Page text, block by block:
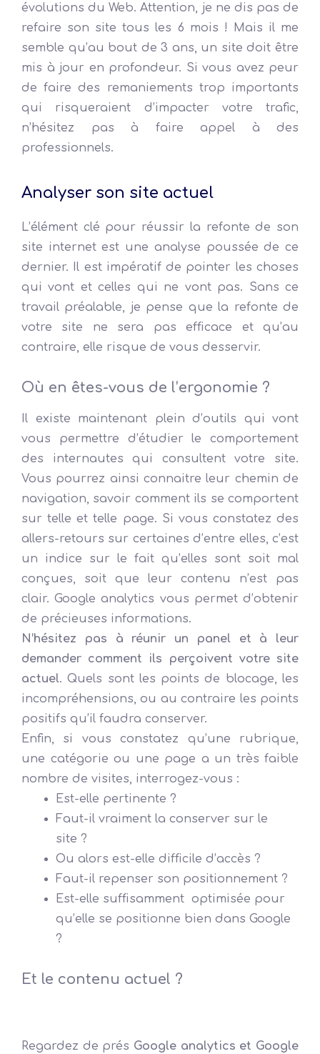
évolutions du Web. Attention, je ne dis pas de
refaire son site tous les 6 mois ! Mais il me
semble qu’au bout de 3 ans, un site doit être
mis à jour en profondeur. Si vous avez peur
de faire des remaniements trop importants
qui risqueraient d’impacter votre trafic,
n’hésitez pas à faire appel à des
professionnels.
Analyser son site actuel
L’élément clé pour réussir la refonte de son
site internet est une analyse poussée de ce
dernier. Il est impératif de pointer les choses
qui vont et celles qui ne vont pas. Sans ce
travail préalable, je pense que la refonte de
votre site ne sera pas efficace et qu’au
contraire, elle risque de vous desservir.
Où en êtes-vous de l’ergonomie ?
Il existe maintenant plein d’outils qui vont
vous permettre d’étudier le comportement
des internautes qui consultent votre site.
Vous pourrez ainsi connaitre leur chemin de
navigation, savoir comment ils se comportent
sur telle et telle page. Si vous constatez des
allers-retours sur certaines d’entre elles, c’est
un indice sur le fait qu’elles sont soit mal
conçues, soit que leur contenu n’est pas
clair. Google analytics vous permet d’obtenir
de précieuses informations.
N’hésitez pas à réunir un panel et à leur
demander comment ils perçoivent votre site
actuel. Quels sont les points de blocage, les
incompréhensions, ou au contraire les points
positifs qu’il faudra conserver.
Enfin, si vous constatez qu’une rubrique,
une catégorie ou une page a un très faible
nombre de visites, interrogez-vous :
Est-elle pertinente ?
Faut-il vraiment la conserver sur le
site ?
Ou alors est-elle difficile d’accès ?
Faut-il repenser son positionnement ?
Est-elle suffisamment optimisée pour
qu’elle se positionne bien dans Google
?
Et le contenu actuel ?
Regardez de prés Google analytics et Google